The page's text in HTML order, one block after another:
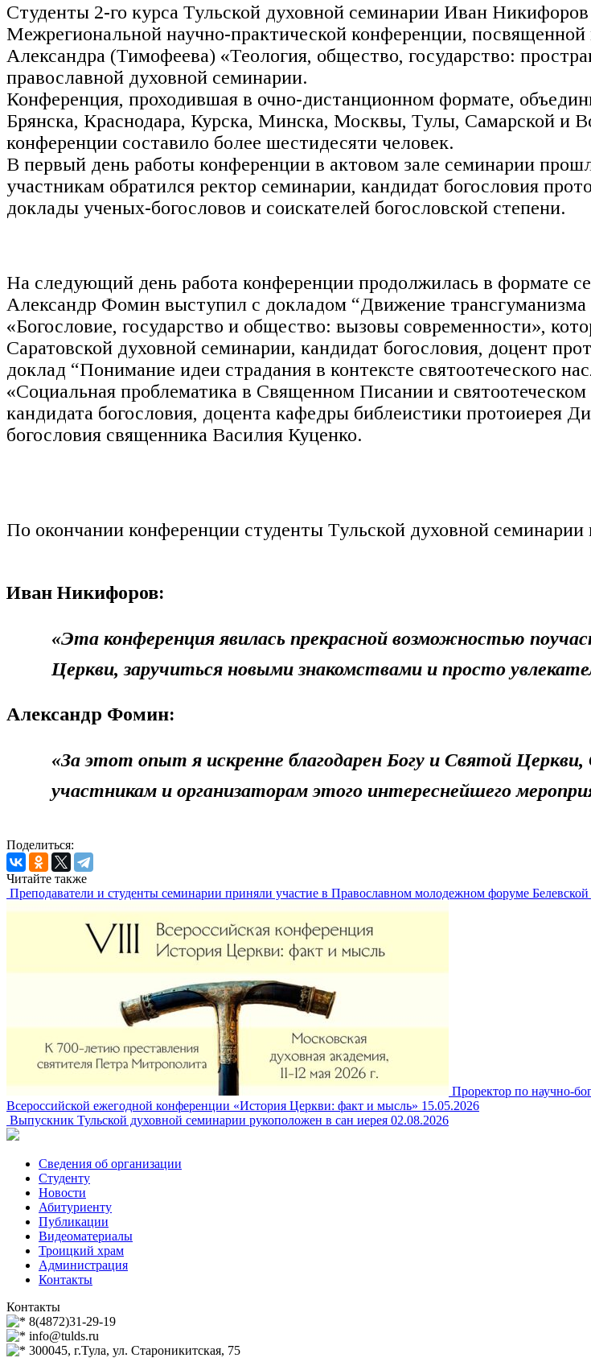
Студенты 2-го курса Тульской духовной семинарии Иван
Межрегиональной научно-практической конференции, посвященной
Александра (Тимофеева) «Теология, общество, государство:
православной духовной семинарии.
Конференция, проходившая в очно-дистанционном формате,
Брянска, Краснодара, Курска, Минска, Москвы, Тулы, Самарской и
конференции составило более шестидесяти человек.
В первый день работы конференции в актовом зале семинарии
участникам обратился ректор семинарии, кандидат богословия
доклады ученых-богословов и соискателей богословской степени.
На следующий день работа конференции продолжилась в формате
Александр Фомин выступил с докладом “Движение трансгуманизма
«Богословие, государство и общество: вызовы современности»,
Саратовской духовной семинарии, кандидат богословия, доцент
доклад “Понимание идеи страдания в контексте святоотеческого
«Социальная проблематика в Священном Писании и
кандидата богословия, доцента кафедры библеистики протоиерея
богословия священника Василия Куценко.
По окончании конференции студенты Тульской духовной
Иван Никифоров:
«Эта конференция явилась прекрасной возможностью
Церкви, заручиться новыми знакомствами и просто
Александр Фомин:
«За этот опыт я искренне благодарен Богу и Святой
участникам и организаторам этого интереснейшего
Поделиться:
Читайте также
Преподаватели и студенты семинарии приняли участие в Православном молодежном форуме
Проректор по научно-
Всероссийской ежегодной конференции «История Церкви: факт и мысль» 15.05.2026
Выпускник Тульской духовной семинарии рукоположен в сан иерея 02.08.2026
Сведения об организации
Студенту
Новости
Абитуриенту
Публикации
Видеоматериалы
Троицкий храм
Администрация
Контакты
Контакты
8(4872)31-29-19
info@tulds.ru
300045, г.Тула, ул. Староникитская, 75